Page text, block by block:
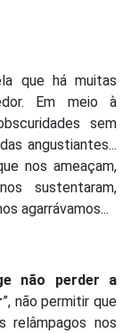
que há muitas
Em meio à
sem
angustiantes...
nos ameaçam,
sustentaram,
agarrávamos...
não perder a
”, não permitir que
relâmpagos nos